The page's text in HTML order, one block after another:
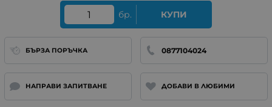
бр. КУПИ
БЪРЗА ПОРЪЧКА 0877104024
НАПРАВИ ЗАПИТВАНЕ ДОБАВИ В ЛЮБИМИ